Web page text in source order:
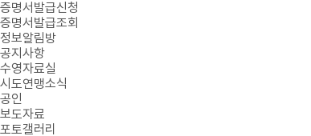
증명서발급신청
증명서발급조회
정보알림방
공지사항
수영자료실
시도연맹소식
공인
보도자료
포토갤러리